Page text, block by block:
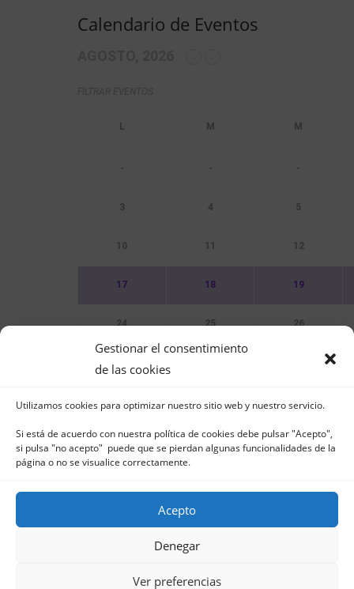
Gestionar el consentimiento
de las cookies
Utilizamos cookies para optimizar nuestro sitio web y nuestro servicio.
Si está de acuerdo con nuestra política de cookies debe pulsar "Acepto",
si pulsa "no acepto" puede que se pierdan algunas funcionalidades de la
página o no se visualice correctamente.
Acepto
Denegar
Ver preferencias
Calendario de Eventos
- - -
3 4 5
10 11 12
17 18 19
24 25 26
Sin Eventos
Club Naútico de Jávea - Muelle Norte s/n |